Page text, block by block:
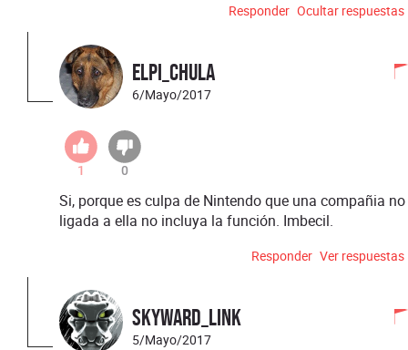
Responder Ocultar respuestas
ElPi_chula
6/Mayo/2017
1 0
Si, porque es culpa de Nintendo que una compañia no
ligada a ella no incluya la función. Imbecil.
Responder Ver respuestas
SkyWard_Link
5/Mayo/2017